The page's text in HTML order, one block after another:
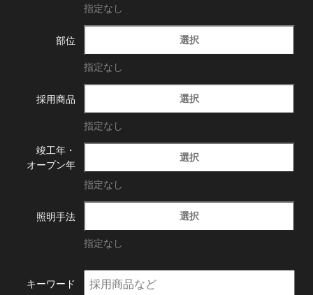
指定なし
部位 選択
指定なし
採用商品 選択
指定なし
竣工年・
オープン年
選択
指定なし
照明手法 選択
指定なし
キーワード